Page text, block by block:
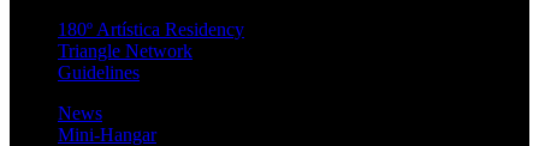
180º Artística Residency
Triangle Network
Guidelines
News
Mini-Hangar